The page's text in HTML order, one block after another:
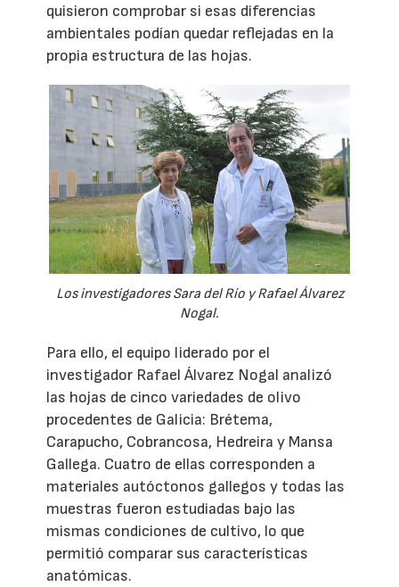
quisieron comprobar si esas diferencias
ambientales podían quedar reflejadas en la
propia estructura de las hojas.
Los investigadores Sara del Río y Rafael Álvarez
Nogal.
Para ello, el equipo liderado por el
investigador Rafael Álvarez Nogal analizó
las hojas de cinco variedades de olivo
procedentes de Galicia: Brétema,
Carapucho, Cobrancosa, Hedreira y Mansa
Gallega. Cuatro de ellas corresponden a
materiales autóctonos gallegos y todas las
muestras fueron estudiadas bajo las
mismas condiciones de cultivo, lo que
permitió comparar sus características
anatómicas.